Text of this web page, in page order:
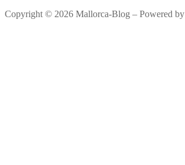
Copyright © 2026 Mallorca-Blog – Powered by